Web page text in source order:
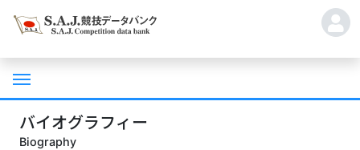
バイオグラフィー
Biography